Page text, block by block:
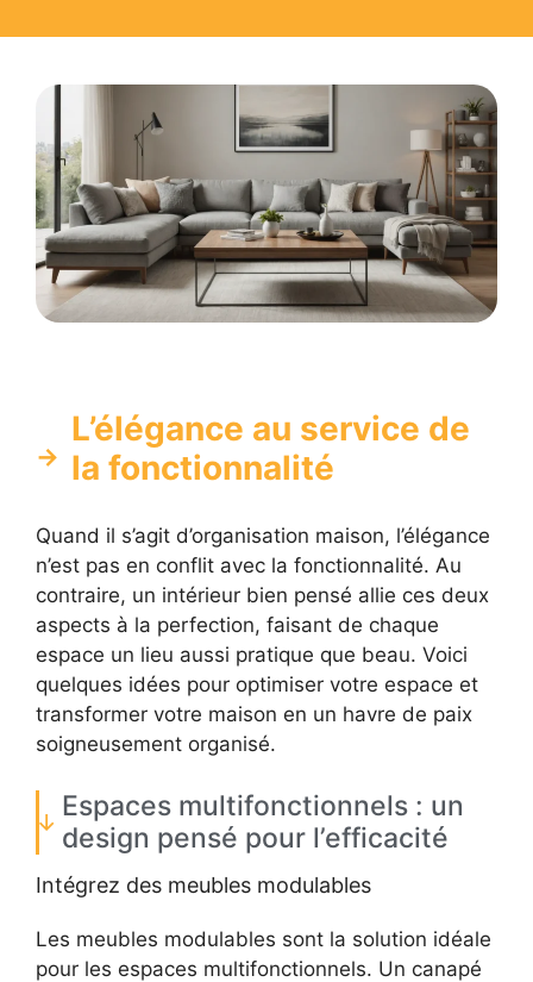
L’élégance au service de
la fonctionnalité
Quand il s’agit d’organisation maison, l’élégance
n’est pas en conflit avec la fonctionnalité. Au
contraire, un intérieur bien pensé allie ces deux
aspects à la perfection, faisant de chaque
espace un lieu aussi pratique que beau. Voici
quelques idées pour optimiser votre espace et
transformer votre maison en un havre de paix
soigneusement organisé.
Espaces multifonctionnels : un
design pensé pour l’efficacité
Intégrez des meubles modulables
Les meubles modulables sont la solution idéale
pour les espaces multifonctionnels. Un canapé